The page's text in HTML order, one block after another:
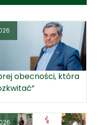
obecności, która